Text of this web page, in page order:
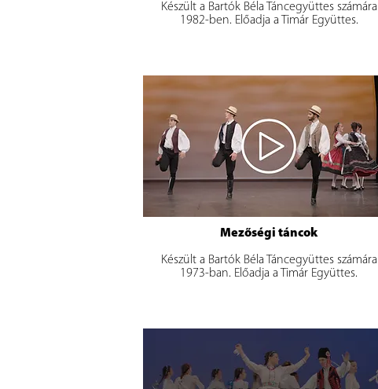
Készült a Bartók Béla Táncegyüttes számára
1982-ben. Előadja a Timár Együttes.
Mezőségi táncok
Készült a Bartók Béla Táncegyüttes számára
1973-ban. Előadja a Timár Együttes.